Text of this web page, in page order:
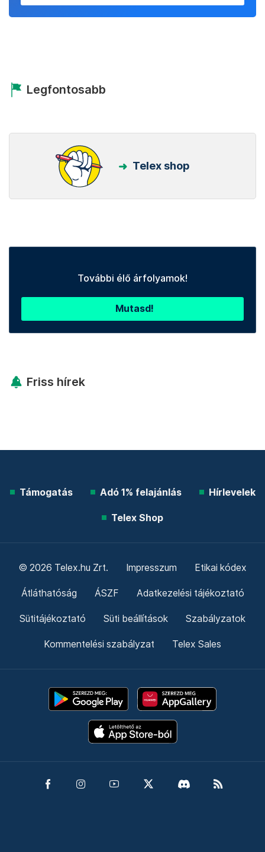
Legfontosabb
Telex shop
További élő árfolyamok!
Mutasd!
Friss hírek
Támogatás Adó 1% felajánlás Hírlevelek
Telex Shop
© 2026 Telex.hu Zrt. Impresszum Etikai kódex
Átláthatóság ÁSZF Adatkezelési tájékoztató
Sütitájékoztató Süti beállítások Szabályzatok
Kommentelési szabályzat Telex Sales